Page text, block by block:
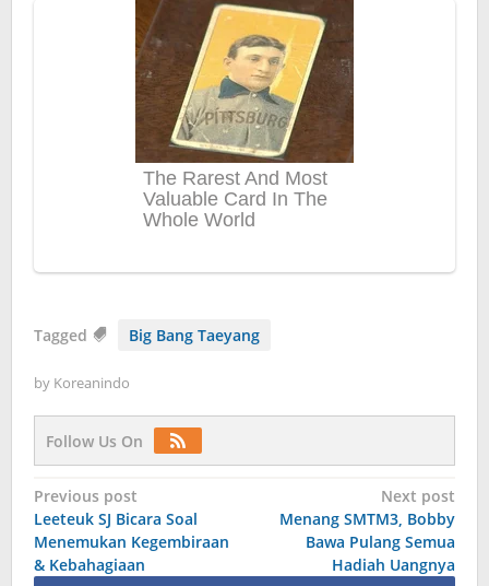
Tagged Big Bang Taeyang
by Koreanindo
Follow Us On
Post
navigation
Previous post
Leeteuk SJ Bicara Soal
Menemukan Kegembiraan
& Kebahagiaan
Next post
Menang SMTM3, Bobby
Bawa Pulang Semua
Hadiah Uangnya